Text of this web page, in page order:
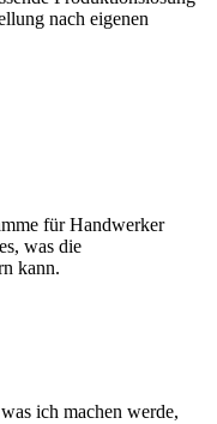
nach eigenen
für Handwerker
was die
kann.
ich machen werde,